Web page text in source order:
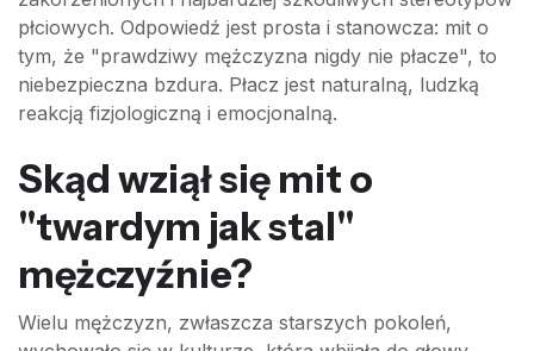
płciowych. Odpowiedź jest prosta i stanowcza: mit o
tym, że "prawdziwy mężczyzna nigdy nie płacze", to
niebezpieczna bzdura. Płacz jest naturalną, ludzką
reakcją fizjologiczną i emocjonalną.
Skąd wziął się mit o
"twardym jak stal"
mężczyźnie?
Wielu mężczyzn, zwłaszcza starszych pokoleń,